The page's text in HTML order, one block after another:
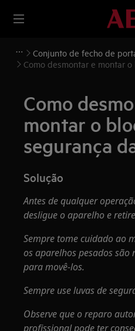
Conjunto de fecho de
Como desmontar e montar
Como
montar o
segurança
Solução
Antes de qualquer
desligue o aparelho e
Sempre tome cuidado ao
os aparelhos pesados são
para movê-los.
Sempre use luvas de
Observe que o reparo
profissional pode ter